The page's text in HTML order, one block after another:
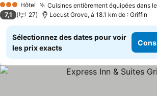
3 ÉtoilesHôtel Cuisines entièrement équipées dans
7,1 27 Locust Grove, à 18.1 km de : Griffin
Sélectionnez des dates pour voir
les prix exacts